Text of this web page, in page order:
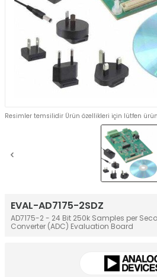
EVAL-AD7175-2SDZ
AD7175-2 - 24 Bit 250k Samples per
Converter (ADC) Evaluation Board
Resimler temsilidir Ürün özellikleri için lütfen